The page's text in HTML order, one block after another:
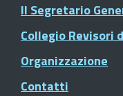
Il Segretario
Collegio Revisori
Organizzazione
Contatti